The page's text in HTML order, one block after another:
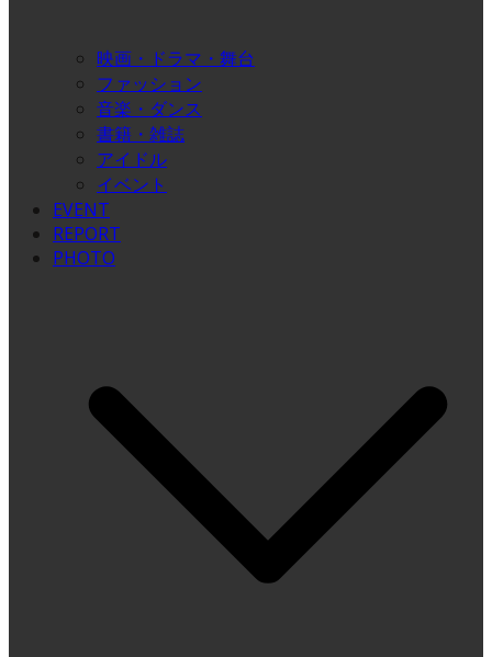
映画・ドラマ・舞台
ファッション
音楽・ダンス
書籍・雑誌
アイドル
イベント
EVENT
REPORT
PHOTO